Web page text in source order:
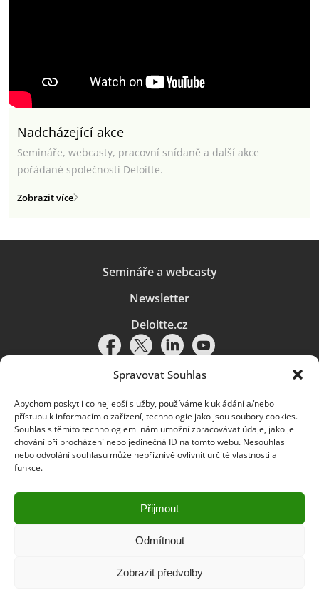
Spravovat Souhlas
Abychom poskytli co nejlepší služby, používáme k ukládání a/nebo
přístupu k informacím o zařízení, technologie jako jsou soubory cookies.
Souhlas s těmito technologiemi nám umožní zpracovávat údaje, jako je
chování při procházení nebo jedinečná ID na tomto webu. Nesouhlas
nebo odvolání souhlasu může nepříznivě ovlivnit určité vlastnosti a
funkce.
Přijmout
Odmítnout
Zobrazit předvolby
Nadcházející akce
Semináře, webcasty, pracovní snídaně a další akce
pořádané společností Deloitte.
Zobrazit více
Semináře a webcasty
Newsletter
Deloitte.cz
Pravidla používání|Ochrana osobních údajů|Soubory cookies |
Deloitte.cz
© 2026. Více informací najdete vPravidlech používání.
Deloitte označuje jednu či více společností globální sítě členských
a přidružené subjekty (souhrnně „organizace Deloitte“). Společnost DTTL
(rovněž označovaná jako „Deloitte Global“) a každá z jejích členských
společností a jejich přidružených subjektů je samostatným a nezávislým
právním subjektem, který není oprávněn zavazovat nebo přijímat závazky
za jinou z těchto členských společností a jejich přidružených subjektů ve
pochybení, nikoli za jednání či pochybení jiných členských společností či